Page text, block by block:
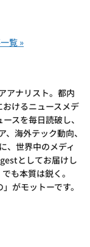
アナリスト。都内
けるニュースメデ
スを毎日読破し、
海外テック動向、
、世界中のメディ
としてお届けし
も本質は鋭く。
がモットーです。